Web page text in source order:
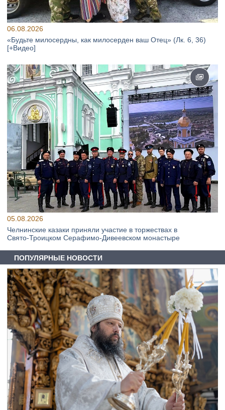
06.08.2026
«Будьте милосердны, как милосерден ваш Отец» (Лк. 6, 36)
[+Видео]
05.08.2026
Челнинские казаки приняли участие в торжествах в
Свято‑Троицком Серафимо‑Дивеевском монастыре
ПОПУЛЯРНЫЕ НОВОСТИ